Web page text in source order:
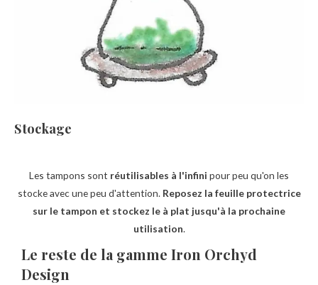
Stockage
Les tampons sont réutilisables à l'infini pour peu qu'on les
stocke avec une peu d'attention. Reposez la feuille protectrice
sur le tampon et stockez le à plat jusqu'à la prochaine
utilisation.
Le reste de la gamme Iron Orchyd
Design